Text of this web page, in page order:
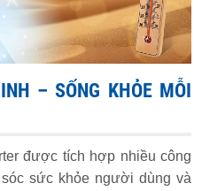
– SỐNG KHỎE MỖI
được tích hợp nhiều công
sức khỏe người dùng và